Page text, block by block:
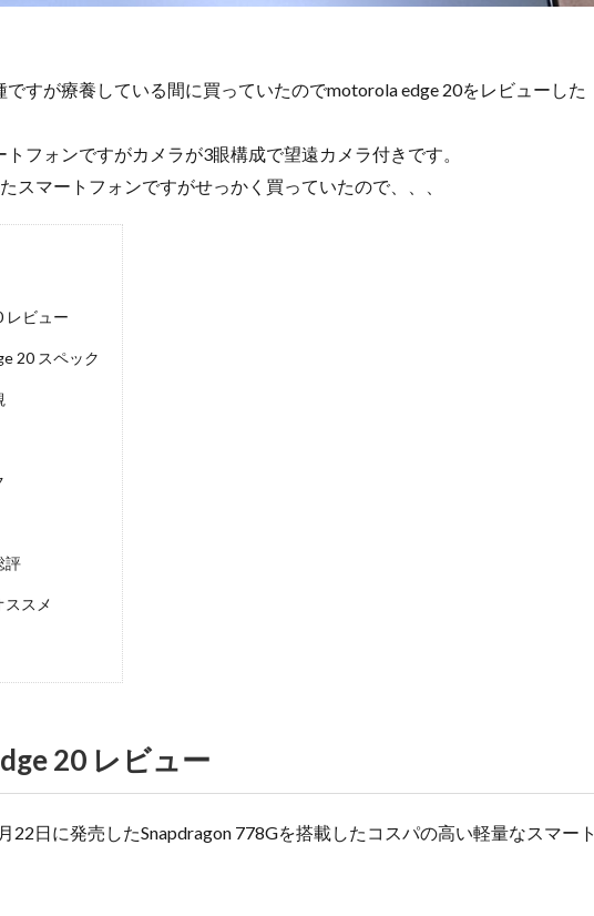
すが療養している間に買っていたのでmotorola edge 20をレビューした
トフォンですがカメラが3眼構成で望遠カメラ付きです。
スマートフォンですがせっかく買っていたので、、、
レビュー
20 スペック
評
ススメ
20 レビュー
22日に発売したSnapdragon 778Gを搭載したコスパの高い軽量なスマート